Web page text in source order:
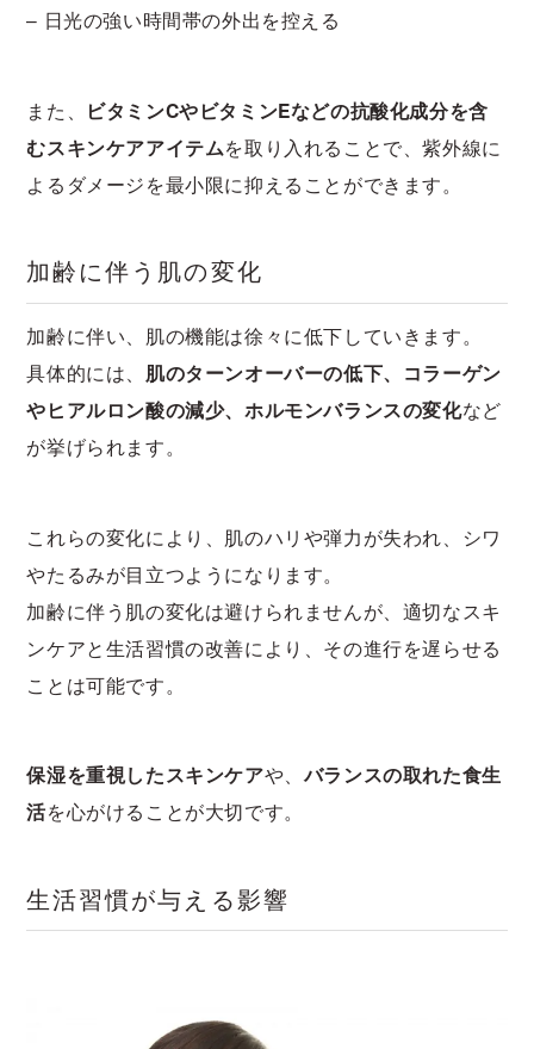
– 日光の強い時間帯の外出を控える
また、
ビタミンCやビタミンEなどの抗酸化成分を含
むスキンケアアイテムを取り入れることで、紫外線に
よるダメージを最小限に抑えることができます。
加齢に伴う肌の変化
加齢に伴い、肌の機能は徐々に低下していきます。
具体的には、 肌のターンオーバーの低下、コラーゲン
やヒアルロン酸の減少、ホルモンバランスの変化など
が挙げられます。
これらの変化により、肌のハリや弾力が失われ、シワ
やたるみが目立つようになります。
加齢に伴う肌の変化は避けられませんが、適切なスキ
ンケアと生活習慣の改善により、その進行を遅らせる
ことは可能です。
保湿を重視したスキンケアや、バランスの取れた食生
活を心がけることが大切です。
生活習慣が与える影響